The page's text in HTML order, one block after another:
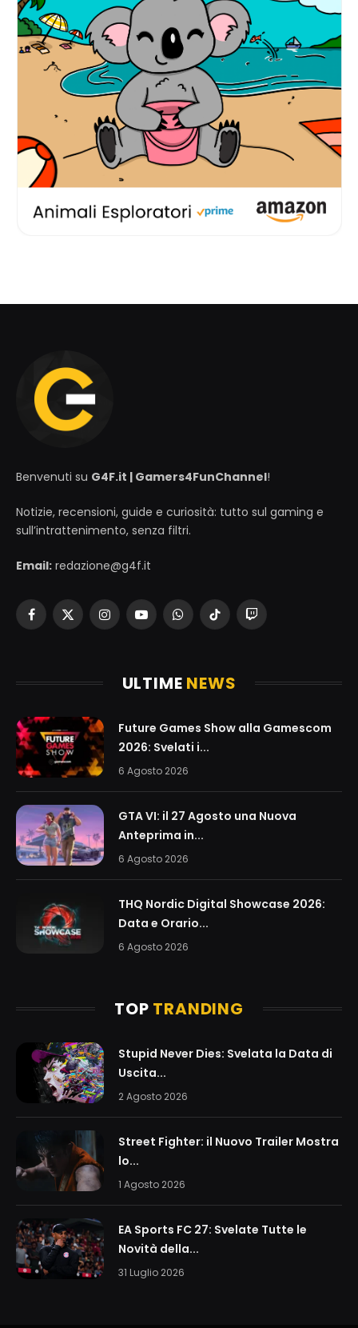
Benvenuti su G4F.it | Gamers4FunChannel!
Notizie, recensioni, guide e curiosità: tutto sul gaming e
sull’intrattenimento, senza filtri.
Email: redazione@g4f.it
Facebook
X
InstagramYouTubeWhatsAppTikTokTwitch
ULTIME NEWS
Future Games Show alla Gamescom
2026: Svelati i...
6 Agosto 2026
GTA VI: il 27 Agosto una Nuova
Anteprima in...
6 Agosto 2026
THQ Nordic Digital Showcase 2026:
Data e Orario...
6 Agosto 2026
TOP TRANDING
Stupid Never Dies: Svelata la Data di
Uscita...
2 Agosto 2026
Street Fighter: il Nuovo Trailer Mostra
lo...
1 Agosto 2026
EA Sports FC 27: Svelate Tutte le
Novità della...
31 Luglio 2026